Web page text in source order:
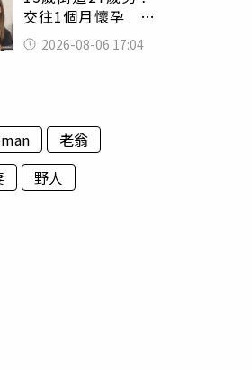
交往1個月懷孕 36
歲當阿嬤故事曝光
2026-08-06 17:04
老翁
野人